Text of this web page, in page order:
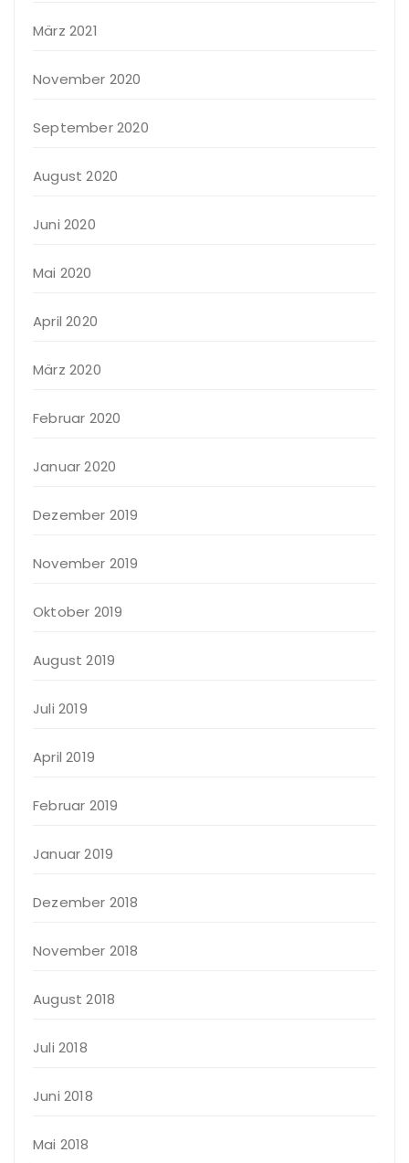
März 2021
November 2020
September 2020
August 2020
Juni 2020
Mai 2020
April 2020
März 2020
Februar 2020
Januar 2020
Dezember 2019
November 2019
Oktober 2019
August 2019
Juli 2019
April 2019
Februar 2019
Januar 2019
Dezember 2018
November 2018
August 2018
Juli 2018
Juni 2018
Mai 2018